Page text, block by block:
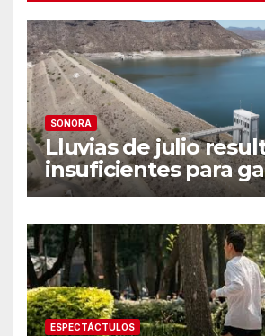
SONORA
Lluvias de julio
insuficientes para
el ciclo agrícola en
ESPECTÁCTULOS